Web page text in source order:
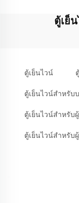
ตู้เย็
ตู้เย็นไวน์
ตู้เย็นไวน์สำหรับ
ตู้เย็นไวน์สำหรับ
ตู้เย็นไวน์สำหรับ